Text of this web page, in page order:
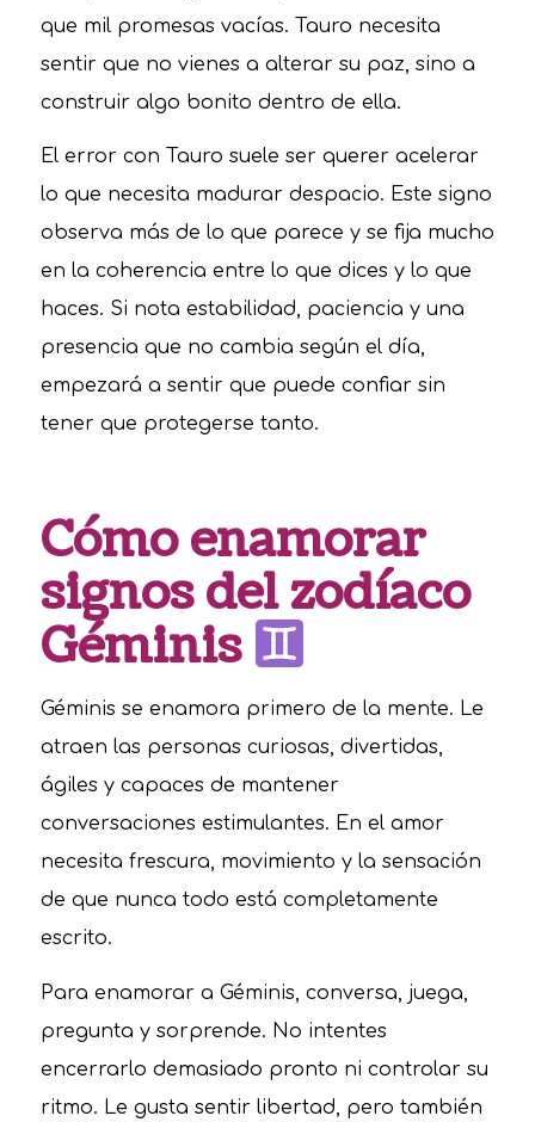
que mil promesas vacías. Tauro necesita
sentir que no vienes a alterar su paz, sino a
construir algo bonito dentro de ella.
El error con Tauro suele ser querer acelerar
lo que necesita madurar despacio. Este signo
observa más de lo que parece y se fija mucho
en la coherencia entre lo que dices y lo que
haces. Si nota estabilidad, paciencia y una
presencia que no cambia según el día,
empezará a sentir que puede confiar sin
tener que protegerse tanto.
Cómo enamorar
signos del zodíaco
Géminis
Géminis se enamora primero de la mente. Le
atraen las personas curiosas, divertidas,
ágiles y capaces de mantener
conversaciones estimulantes. En el amor
necesita frescura, movimiento y la sensación
de que nunca todo está completamente
escrito.
Para enamorar a Géminis, conversa, juega,
pregunta y sorprende. No intentes
encerrarlo demasiado pronto ni controlar su
ritmo. Le gusta sentir libertad, pero también